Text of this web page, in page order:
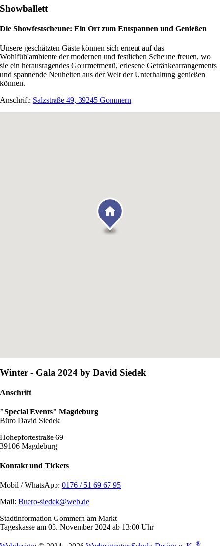
Showballett
Die Showfestscheune: Ein Ort zum Entspannen und Genießen
Unsere geschätzten Gäste können sich erneut auf das
Wohlfühlambiente der modernen und festlichen Scheune freuen, wo
sie ein herausragendes Gourmetmenü, erlesene Getränkearrangements
und spannende Neuheiten aus der Welt der Unterhaltung genießen
können.
Anschrift: Salzstraße 49, 39245 Gommern
Winter - Gala 2024 by David Siedek
Anschrift
"Special Events" Magdeburg
Büro David Siedek
Hohepfortestraße 69
39106 Magdeburg
Kontakt und Tickets
Mobil / WhatsApp: 0176 / 51 69 67 95
Mail: Buero-siedek@web.de
Stadtinformation Gommern am Markt
Tageskasse am 03. November 2024 ab 13:00 Uhr
®